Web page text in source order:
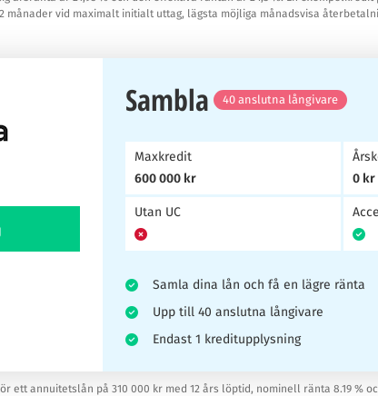
månader vid maximalt initialt uttag, lägsta möjliga månadsvisa
Sambla 40 anslutna långivare
Maxkredit
600 000 kr
0 kr
Utan UC
Samla dina lån och få en lägre ränta
Upp till 40 anslutna långivare
Endast 1 kreditupplysning
ett annuitetslån på 310 000 kr med 12 års löptid, nominell ränta 8.19 %